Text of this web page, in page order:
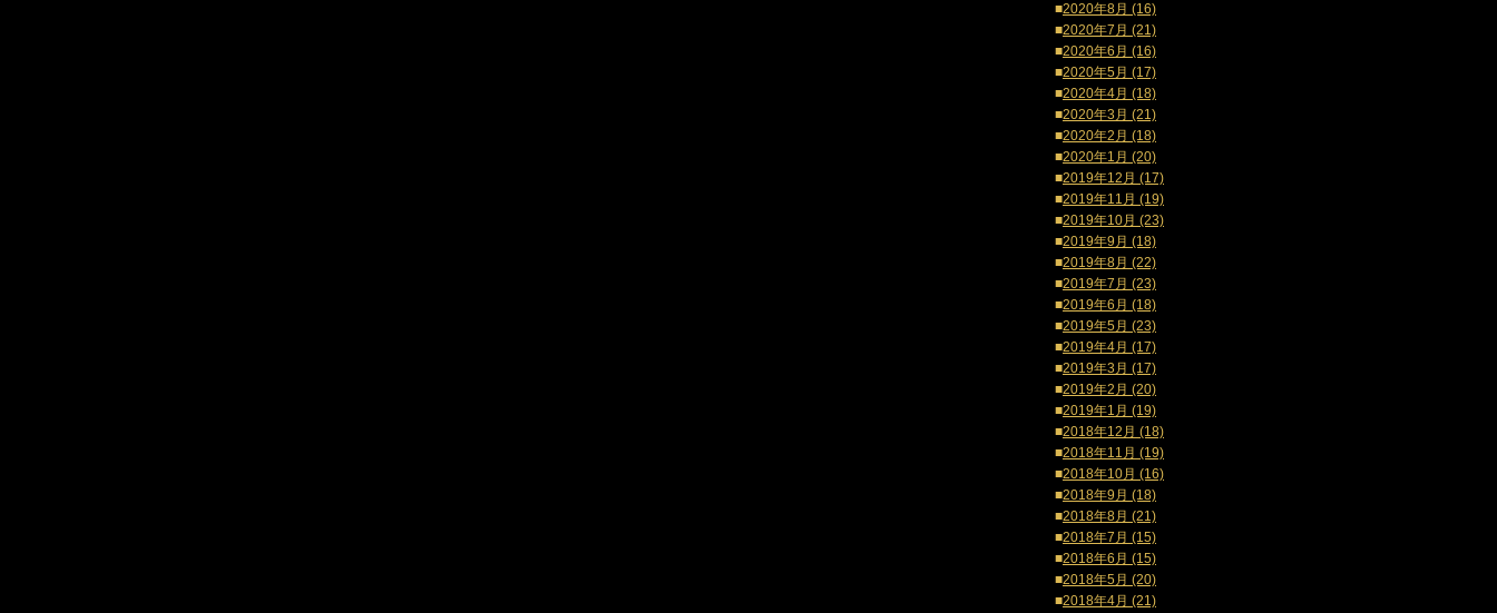
■2020年8月 (16)
■2020年7月 (21)
■2020年6月 (16)
■2020年5月 (17)
■2020年4月 (18)
■2020年3月 (21)
■2020年2月 (18)
■2020年1月 (20)
■2019年12月 (17)
■2019年11月 (19)
■2019年10月 (23)
■2019年9月 (18)
■2019年8月 (22)
■2019年7月 (23)
■2019年6月 (18)
■2019年5月 (23)
■2019年4月 (17)
■2019年3月 (17)
■2019年2月 (20)
■2019年1月 (19)
■2018年12月 (18)
■2018年11月 (19)
■2018年10月 (16)
■2018年9月 (18)
■2018年8月 (21)
■2018年7月 (15)
■2018年6月 (15)
■2018年5月 (20)
■2018年4月 (21)